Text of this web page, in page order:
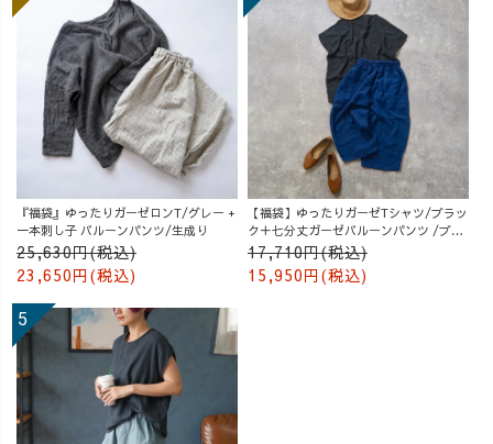
『福袋』ゆったりガーゼロンT/グレー +
一本刺し子 バルーンパンツ/生成り
25,630円(税込)
23,650円(税込)
【福袋】ゆったりガーゼTシャツ/ブラッ
ク＋七分丈ガーゼバルーンパンツ /ブル
ー
17,710円(税込)
15,950円(税込)